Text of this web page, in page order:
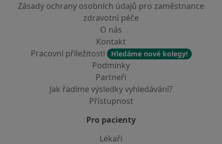
Zásady ochrany osobních údajů pro zaměstnance
zdravotní péče
O nás
Kontakt
Pracovní příležitosti
Hledáme nové kolegy!
Podmínky
Partneři
Jak řadíme výsledky vyhledávání?
Přístupnost
Pro pacienty
Lékaři